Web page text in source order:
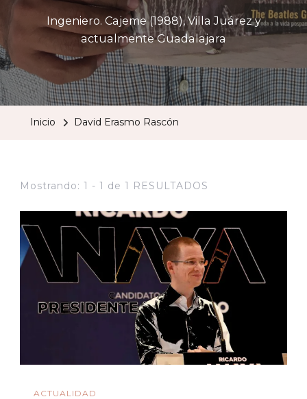
Ingeniero. Cajeme (1988), Villa Juárez y
actualmente Guadalajara
Inicio David Erasmo Rascón
Mostrando: 1 - 1 de 1 RESULTADOS
ACTUALIDAD